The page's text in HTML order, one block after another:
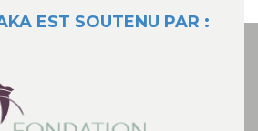
EST SOUTENU PAR :